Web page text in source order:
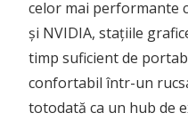
celor mai performante
și NVIDIA, stațiile
timp suficient de
confortabil într-un
totodată ca un hub de